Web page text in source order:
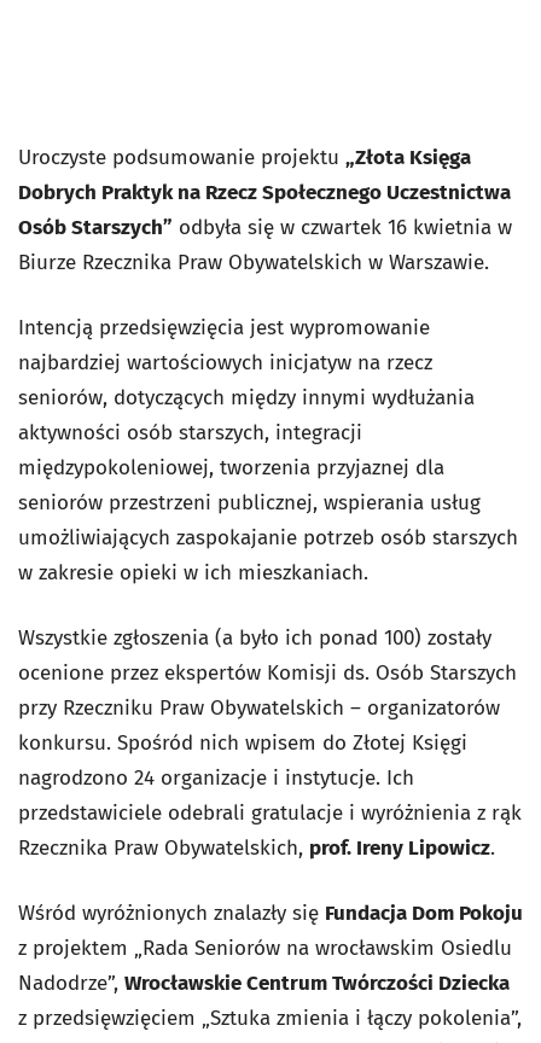
Uroczyste podsumowanie projektu „Złota Księga
Dobrych Praktyk na Rzecz Społecznego Uczestnictwa
Osób Starszych” odbyła się w czwartek 16 kwietnia w
Biurze Rzecznika Praw Obywatelskich w Warszawie.
Intencją przedsięwzięcia jest wypromowanie
najbardziej wartościowych inicjatyw na rzecz
seniorów, dotyczących między innymi wydłużania
aktywności osób starszych, integracji
międzypokoleniowej, tworzenia przyjaznej dla
seniorów przestrzeni publicznej, wspierania usług
umożliwiających zaspokajanie potrzeb osób starszych
w zakresie opieki w ich mieszkaniach.
Wszystkie zgłoszenia (a było ich ponad 100) zostały
ocenione przez ekspertów Komisji ds. Osób Starszych
przy Rzeczniku Praw Obywatelskich – organizatorów
konkursu. Spośród nich wpisem do Złotej Księgi
nagrodzono 24 organizacje i instytucje. Ich
przedstawiciele odebrali gratulacje i wyróżnienia z rąk
Rzecznika Praw Obywatelskich, prof. Ireny Lipowicz.
Wśród wyróżnionych znalazły się Fundacja Dom Pokoju
z projektem „Rada Seniorów na wrocławskim Osiedlu
Nadodrze”, Wrocławskie Centrum Twórczości Dziecka
z przedsięwzięciem „Sztuka zmienia i łączy pokolenia”,